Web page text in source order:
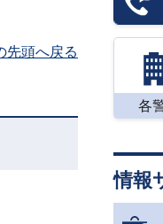
先頭へ戻る
各
情報